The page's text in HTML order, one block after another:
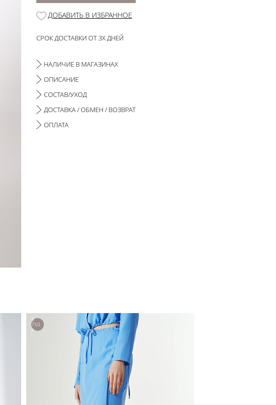
ДОБАВИТЬ В ИЗБРАННОЕ
СРОК ДОСТАВКИ ОТ 3Х ДНЕЙ
НАЛИЧИЕ В МАГАЗИНАХ
ОПИСАНИЕ
СОСТАВ/УХОД
ДОСТАВКА / ОБМЕН / ВОЗВРАТ
ОПЛАТА
5
750
р.